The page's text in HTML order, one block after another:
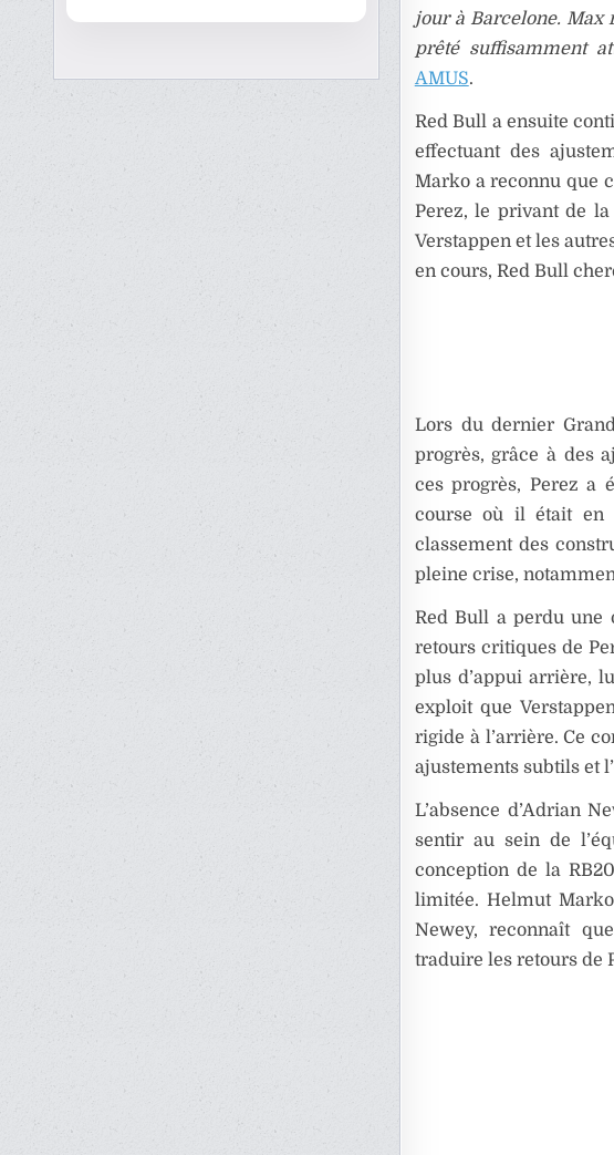
jour à Barcelone. Max
prêté suffisamment
AMUS.
Red Bull a ensuite
effectuant des
Marko a reconnu que
Perez, le privant de
Verstappen et les
en cours, Red Bull
Lors du dernier
progrès, grâce à des
ces progrès, Perez a
course où il était en
classement des
pleine crise,
Red Bull a perdu une
retours critiques de
plus d’appui arrière,
exploit que
rigide à l’arrière. Ce
ajustements subtils et
L’absence d’Adrian
sentir au sein de
conception de la
limitée. Helmut
Newey, reconnaît
traduire les retours de